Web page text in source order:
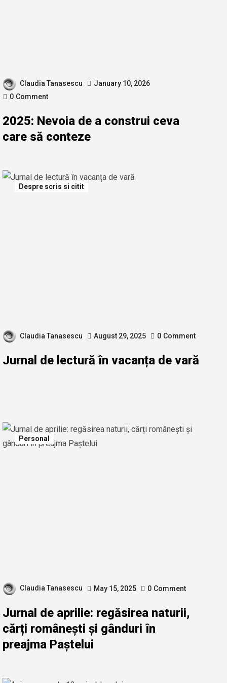
Claudia Tanasescu
January 10, 2026
0 Comment
2025: Nevoia de a construi ceva
care să conteze
Despre scris si citit
Claudia Tanasescu August 29, 2025 0 Comment
Jurnal de lectură în vacanța de vară
Personal
Claudia Tanasescu May 15, 2025 0 Comment
Jurnal de aprilie: regăsirea naturii,
cărți românești și gânduri în
preajma Paștelui